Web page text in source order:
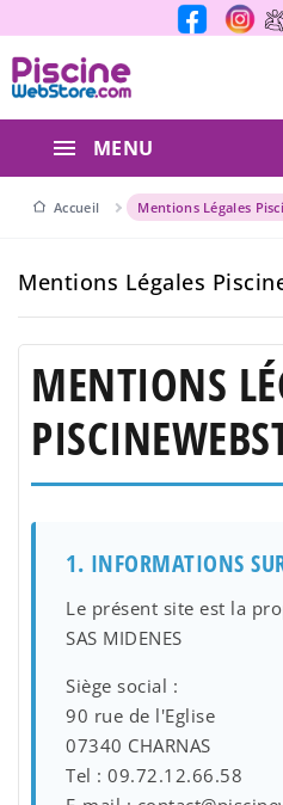
Panneau de gestion des
MENU
Accueil Mentions Légales
Mentions Légales
MENTIONS
1. INFORMATIONS
Le présent site est la
SAS MIDENES
Siège social :
90 rue de l'Eglise
07340 CHARNAS
Tel : 09.72.12.66.58